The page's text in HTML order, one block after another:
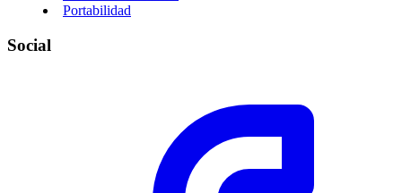
Portabilidad
Social